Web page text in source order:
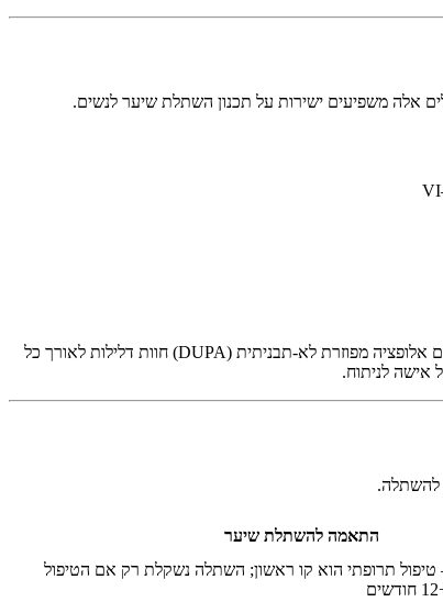
אלה משפיעים ישירות על תכנון השתלת שיער לנשים.
יציבות אזור התורם היא ההבדל המשמעותי ביותר. נשירת שיער תבניתית גברית עוקבת אחר דפוס צפוי שבו הצדדים והעורף עמידים ל-DHT לצמיתות. נשים עם אלופציה מפוזרת לא-תבניתית (DUPA) חוות דלילות לאורך כל
אישה לניתוח.
התאמה להשתלת שיער
טיפול תרופתי הוא קו ראשון; השתלה נשקלת רק אם הטיפול